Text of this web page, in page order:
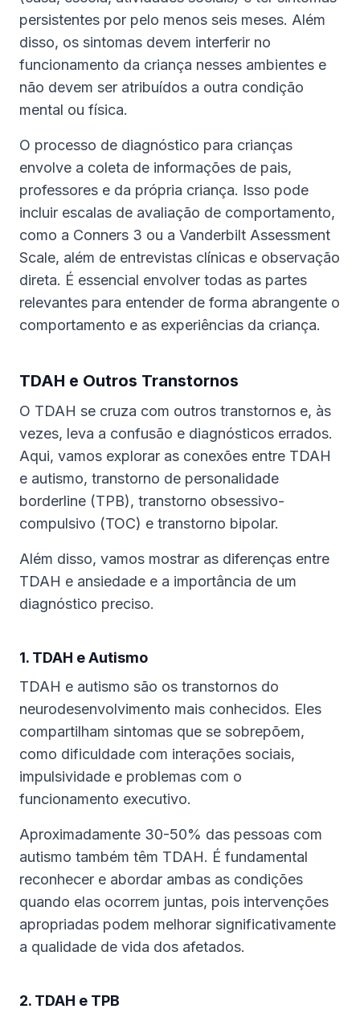
persistentes por pelo menos seis meses. Além
disso, os sintomas devem interferir no
funcionamento da criança nesses ambientes e
não devem ser atribuídos a outra condição
mental ou física.
O processo de diagnóstico para crianças
envolve a coleta de informações de pais,
professores e da própria criança. Isso pode
incluir escalas de avaliação de comportamento,
como a Conners 3 ou a Vanderbilt Assessment
Scale, além de entrevistas clínicas e observação
direta. É essencial envolver todas as partes
relevantes para entender de forma abrangente o
comportamento e as experiências da criança.
TDAH e Outros Transtornos
O TDAH se cruza com outros transtornos e, às
vezes, leva a confusão e diagnósticos errados.
Aqui, vamos explorar as conexões entre TDAH
e autismo, transtorno de personalidade
borderline (TPB), transtorno obsessivo-
compulsivo (TOC) e transtorno bipolar.
Além disso, vamos mostrar as diferenças entre
TDAH e ansiedade e a importância de um
diagnóstico preciso.
1. TDAH e Autismo
TDAH e autismo são os transtornos do
neurodesenvolvimento mais conhecidos. Eles
compartilham sintomas que se sobrepõem,
como dificuldade com interações sociais,
impulsividade e problemas com o
funcionamento executivo.
Aproximadamente 30-50% das pessoas com
autismo também têm TDAH. É fundamental
reconhecer e abordar ambas as condições
quando elas ocorrem juntas, pois intervenções
apropriadas podem melhorar significativamente
a qualidade de vida dos afetados.
2. TDAH e TPB